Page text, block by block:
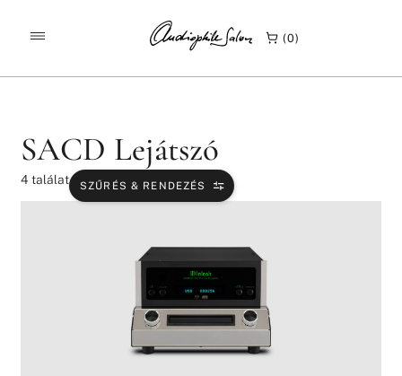
0
KEZDŐLAP TERMÉKEK / SACD LEJÁTSZÓ
SACD Lejátszó
4 találat SZŰRÉS & RENDEZÉS